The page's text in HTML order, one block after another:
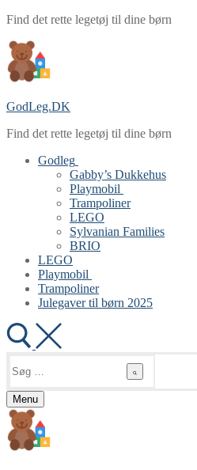
Spring
indhold
Menu
Luk
Find det rette legetøj til dine børn
GodLeg.DK
Find det rette legetøj til dine børn
Godleg
Gabby’s Dukkehus
Playmobil
Trampoliner
LEGO
Sylvanian Families
BRIO
LEGO
Playmobil
Trampoliner
Julegaver til børn 2025
efter:
Menu